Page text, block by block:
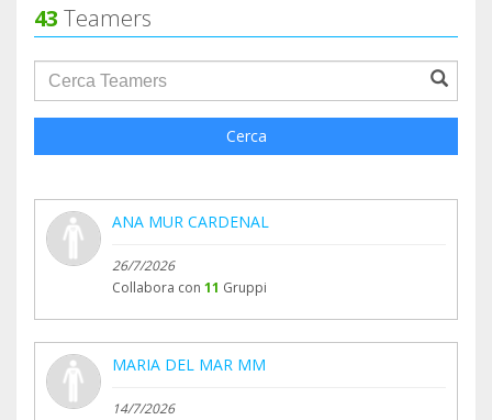
43 Teamers
groupProfile.searchForm.search.text???
Cerca
ANA MUR CARDENAL
26/7/2026
Collabora con 11 Gruppi
MARIA DEL MAR MM
14/7/2026